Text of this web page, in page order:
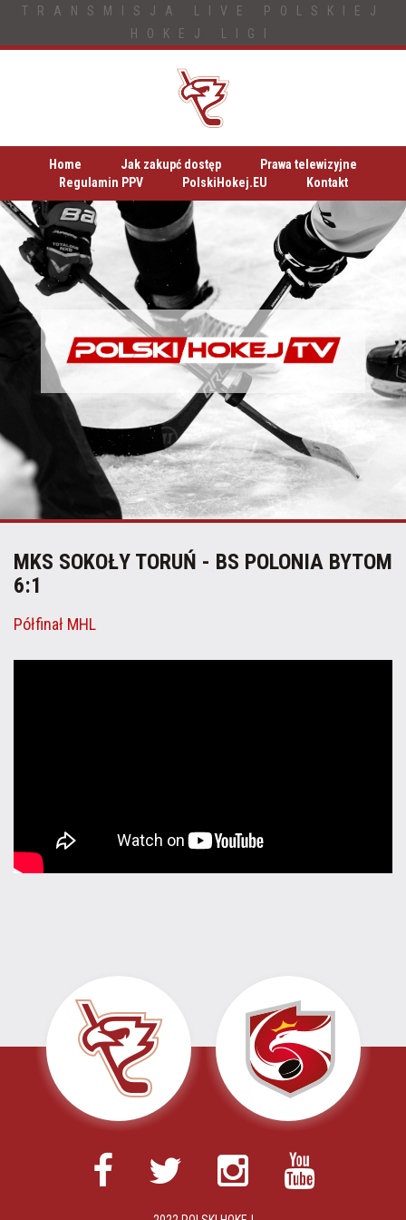
TRANSMISJA LIVE POLSKIEJ
HOKEJ LIGI
Home Jak zakupć dostęp
Prawa telewizyjne
Regulamin PPV
PolskiHokej.EU Kontakt
MKS SOKOŁY TORUŃ - BS POLONIA BYTOM
6:1
Półfinał MHL